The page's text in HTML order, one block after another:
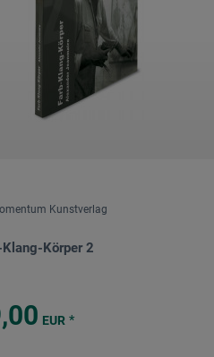
Kunstverlag
Klang-Körper 2
EUR *